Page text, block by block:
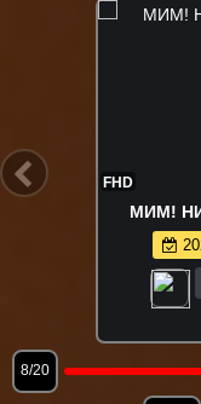
FHD
9/20